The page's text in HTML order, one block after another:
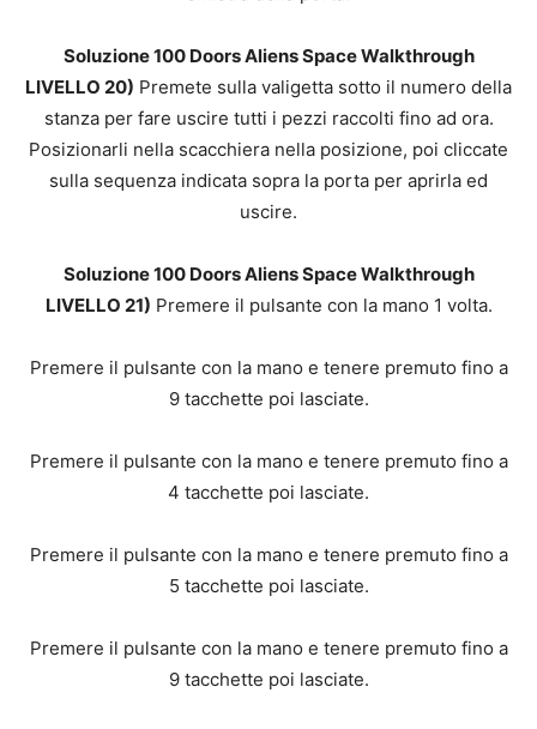
Soluzione 100 Doors Aliens Space Walkthrough
LIVELLO 20) Premete sulla valigetta sotto il numero della
stanza per fare uscire tutti i pezzi raccolti fino ad ora.
Posizionarli nella scacchiera nella posizione, poi cliccate
sulla sequenza indicata sopra la porta per aprirla ed
uscire.
Soluzione 100 Doors Aliens Space Walkthrough
LIVELLO 21) Premere il pulsante con la mano 1 volta.
Premere il pulsante con la mano e tenere premuto fino a
9 tacchette poi lasciate.
Premere il pulsante con la mano e tenere premuto fino a
4 tacchette poi lasciate.
Premere il pulsante con la mano e tenere premuto fino a
5 tacchette poi lasciate.
Premere il pulsante con la mano e tenere premuto fino a
9 tacchette poi lasciate.